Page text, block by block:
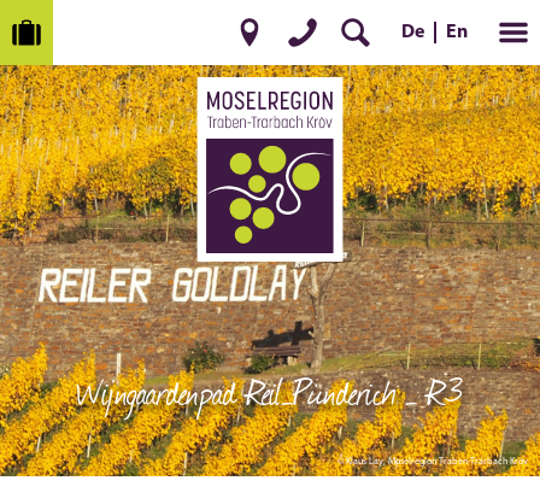
De En
© Klaus Lay, Moselregion Traben-Trarbach Kröv
Wijngaardenpad Reil–Pünderich – R3